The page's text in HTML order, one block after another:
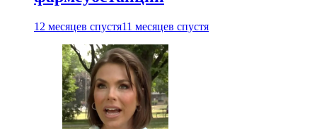
12 месяцев спустя11 месяцев спустя